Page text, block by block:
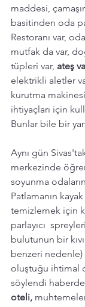
maddesi,
basitinden oda
Restoranı var,
mutfak da var,
tüpleri var, ateş
elektrikli aletler
kurutma
ihtiyaçları için
Bunlar bile bir
Aynı gün
merkezinde
soyunma
Patlamanın
temizlemek için
parlayıcı
bulutunun bir
benzeri
oluştuğu ihtimal
söylendi
oteli,